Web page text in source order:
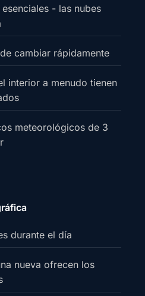
- las nubes
cambiar rápidamente
interior a menudo tienen
meteorológicos de 3
durante el día
nueva ofrecen los